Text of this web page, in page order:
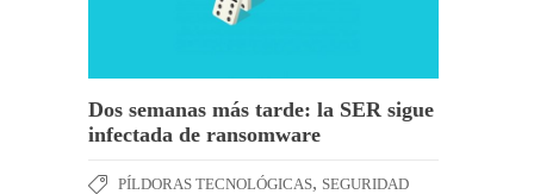
Dos semanas más tarde: la SER sigue
infectada de ransomware
PÍLDORAS TECNOLÓGICAS, SEGURIDAD